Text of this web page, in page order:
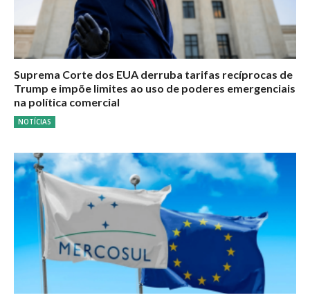
Suprema Corte dos EUA derruba tarifas recíprocas de
Trump e impõe limites ao uso de poderes emergenciais
na política comercial
NOTÍCIAS